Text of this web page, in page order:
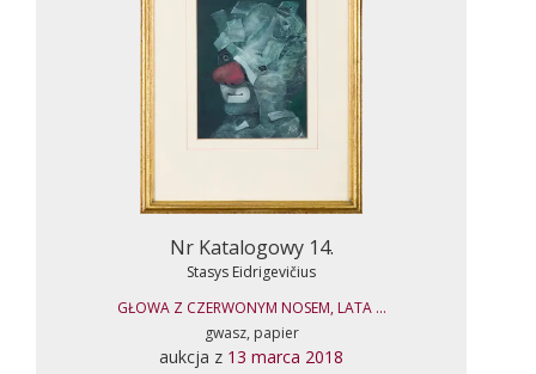
Nr Katalogowy 14.
Stasys Eidrigevičius
GŁOWA Z CZERWONYM NOSEM, LATA ...
gwasz, papier
aukcja z 13 marca 2018